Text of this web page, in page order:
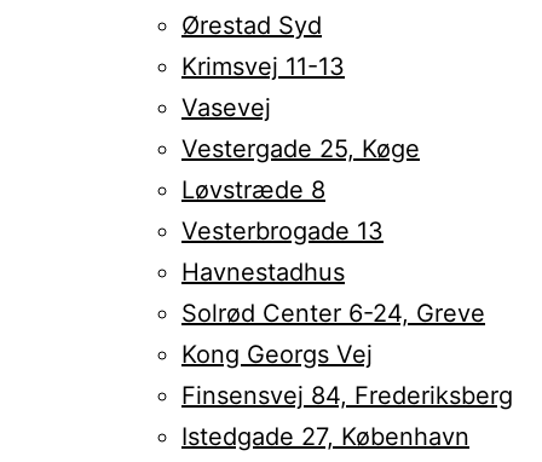
Ørestad Syd
Krimsvej 11-13
Vasevej
Vestergade 25, Køge
Løvstræde 8
Vesterbrogade 13
Havnestadhus
Solrød Center 6-24, Greve
Kong Georgs Vej
Finsensvej 84, Frederiksberg
Istedgade 27, København